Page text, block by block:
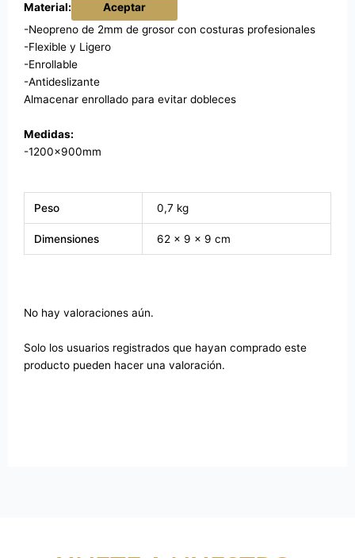
Material:
Aceptar
-Neopreno de 2mm de grosor con costuras profesionales
-Flexible y Ligero
-Enrollable
-Antideslizante
Almacenar enrollado para evitar dobleces
Medidas:
-1200x900mm
Peso 0,7 kg
Dimensiones 62 × 9 × 9 cm
No hay valoraciones aún.
Solo los usuarios registrados que hayan comprado este
producto pueden hacer una valoración.